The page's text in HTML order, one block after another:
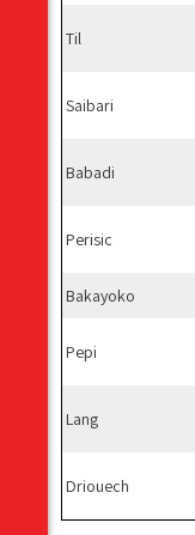
Til
Saibari
Babadi
Perisic
Bakayoko
Pepi
Lang
Driouech